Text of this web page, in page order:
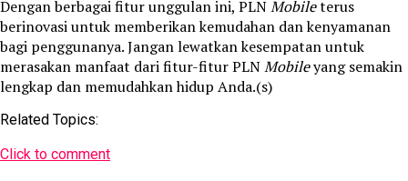
Dengan berbagai fitur unggulan ini, PLNMobileterus
berinovasi untuk memberikan kemudahan dan kenyamanan
bagi penggunanya. Jangan lewatkan kesempatan untuk
merasakan manfaat dari fitur-fitur PLNMobileyang semakin
lengkap dan memudahkan hidup Anda.(s)
Related Topics:
Click to comment